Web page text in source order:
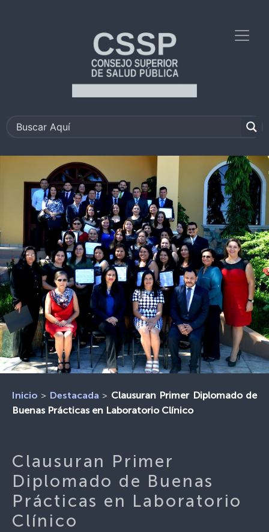
Inicio > Destacada > Clausuran Primer Diplomado de
Buenas Prácticas en Laboratorio Clínico
Clausuran Primer
Diplomado de Buenas
Prácticas en Laboratorio
Clínico